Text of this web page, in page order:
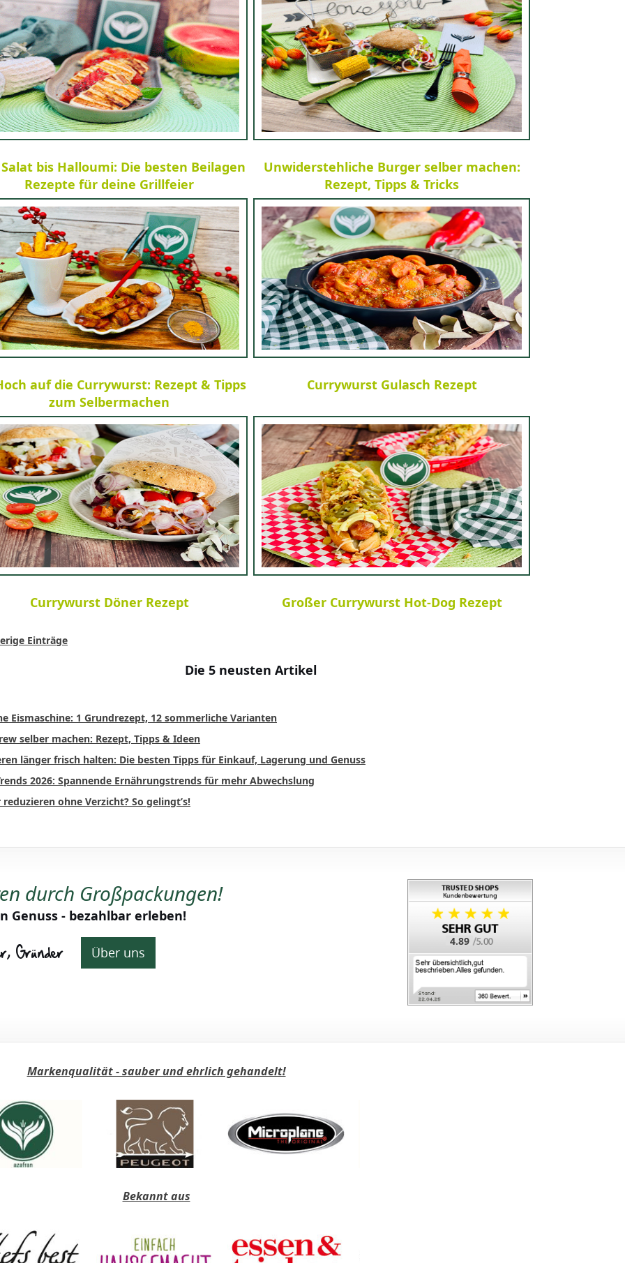
bis Halloumi: Die besten Beilagen
Rezepte für deine Grillfeier
Unwiderstehliche Burger selber machen:
Rezept, Tipps & Tricks
auf die Currywurst: Rezept & Tipps
zum Selbermachen
Currywurst Gulasch Rezept
Currywurst Döner Rezept Großer Currywurst Hot-Dog Rezept
Einträge
Die 5 neusten Artikel
Eismaschine: 1 Grundrezept, 12 sommerliche Varianten
selber machen: Rezept, Tipps & Ideen
länger frisch halten: Die besten Tipps für Einkauf, Lagerung und Genuss
2026: Spannende Ernährungstrends für mehr Abwechslung
reduzieren ohne Verzicht? So gelingt’s!
durch Großpackungen!
Genuss - bezahlbar erleben!
Gründer Über uns
4.89
Markenqualität - sauber und ehrlich gehandelt!
Bekannt aus